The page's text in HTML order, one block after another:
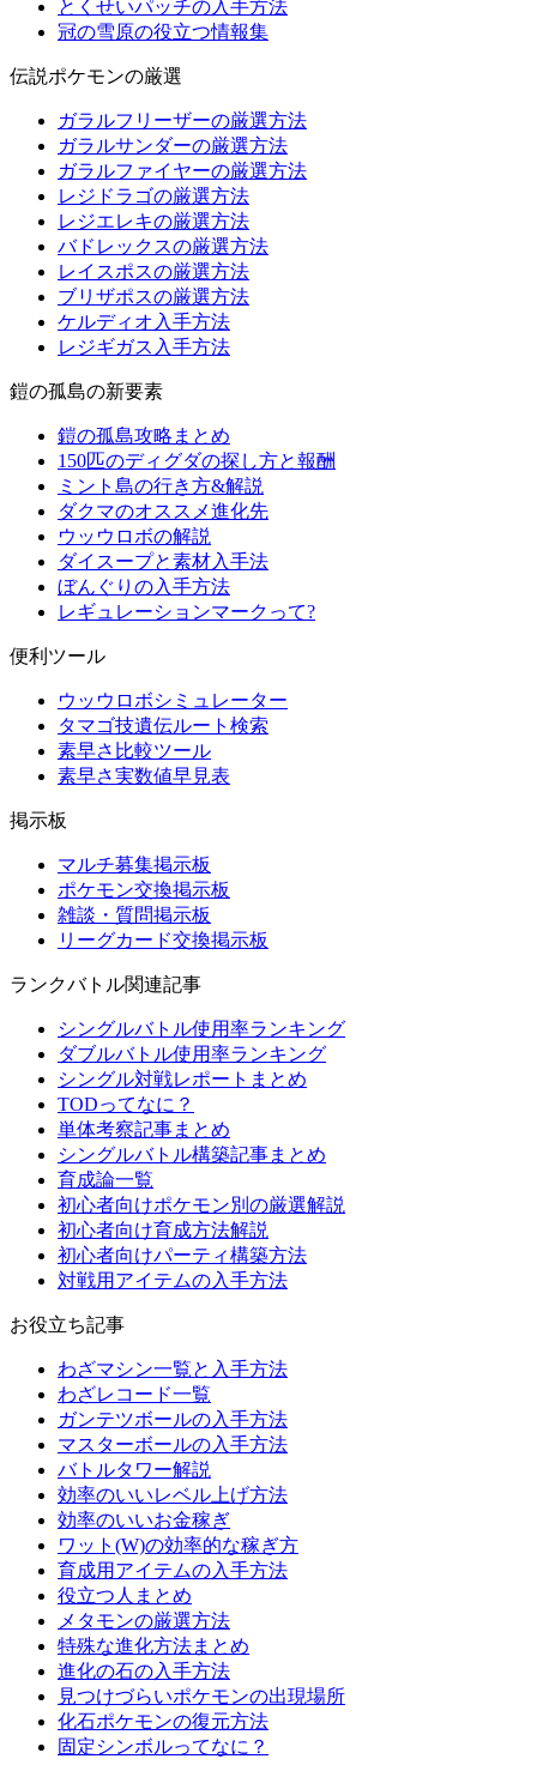
とくせいパッチの入手方法
冠の雪原の役立つ情報集
伝説ポケモンの厳選
ガラルフリーザーの厳選方法
ガラルサンダーの厳選方法
ガラルファイヤーの厳選方法
レジドラゴの厳選方法
レジエレキの厳選方法
バドレックスの厳選方法
レイスポスの厳選方法
ブリザポスの厳選方法
ケルディオ入手方法
レジギガス入手方法
鎧の孤島の新要素
鎧の孤島攻略まとめ
150匹のディグダの探し方と報酬
ミント島の行き方&解説
ダクマのオススメ進化先
ウッウロボの解説
ダイスープと素材入手法
ぼんぐりの入手方法
レギュレーションマークって?
便利ツール
ウッウロボシミュレーター
タマゴ技遺伝ルート検索
素早さ比較ツール
素早さ実数値早見表
掲示板
マルチ募集掲示板
ポケモン交換掲示板
雑談・質問掲示板
リーグカード交換掲示板
ランクバトル関連記事
シングルバトル使用率ランキング
ダブルバトル使用率ランキング
シングル対戦レポートまとめ
TODってなに？
単体考察記事まとめ
シングルバトル構築記事まとめ
育成論一覧
初心者向けポケモン別の厳選解説
初心者向け育成方法解説
初心者向けパーティ構築方法
対戦用アイテムの入手方法
お役立ち記事
わざマシン一覧と入手方法
わざレコード一覧
ガンテツボールの入手方法
マスターボールの入手方法
バトルタワー解説
効率のいいレベル上げ方法
効率のいいお金稼ぎ
ワット(W)の効率的な稼ぎ方
育成用アイテムの入手方法
役立つ人まとめ
メタモンの厳選方法
特殊な進化方法まとめ
進化の石の入手方法
見つけづらいポケモンの出現場所
化石ポケモンの復元方法
固定シンボルってなに？